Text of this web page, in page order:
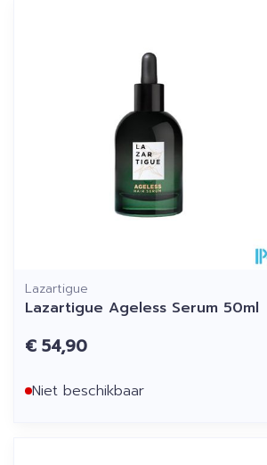
Lazartigue
Lazartigue Ageless Serum 50ml
€ 54,90
Niet beschikbaar